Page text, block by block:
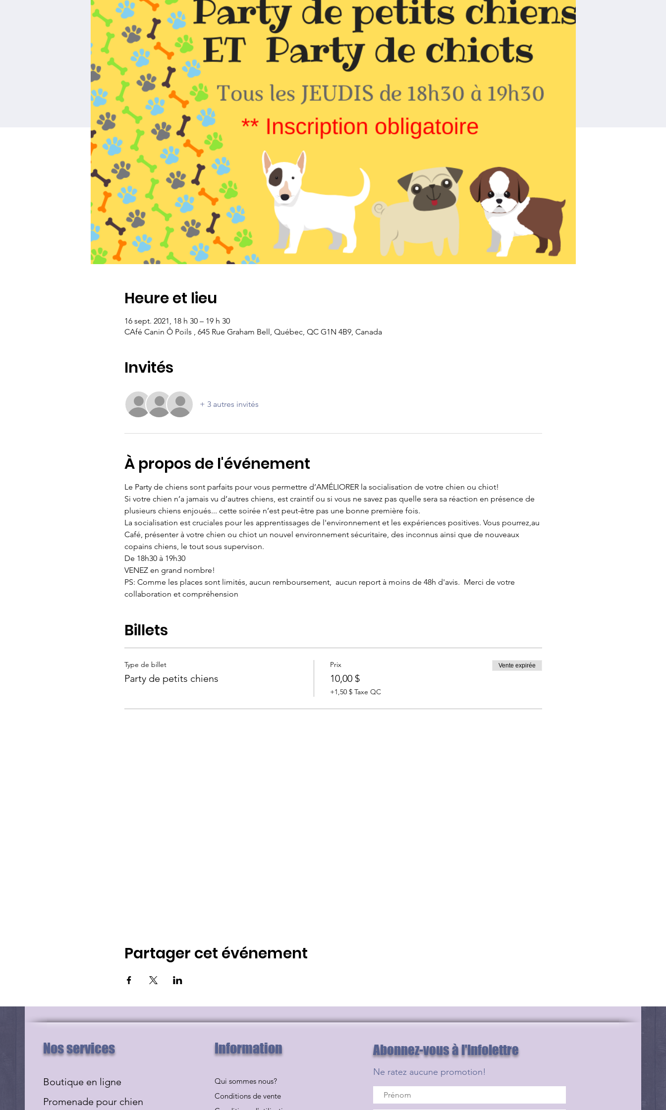
Heure et lieu
16 sept. 2021, 18 h 30 – 19 h 30
CAfé Canin Ô Poils , 645 Rue Graham Bell, Québec, QC G1N 4B9, Canada
Invités
+ 3 autres invités
À propos de l'événement
Le Party de chiens sont parfaits pour vous permettre d’AMÉLIORER la socialisation de votre chien ou chiot!
Si votre chien n’a jamais vu d’autres chiens, est craintif ou si vous ne savez pas quelle sera sa réaction en présence de
plusieurs chiens enjoués... cette soirée n’est peut-être pas une bonne première fois.
La socialisation est cruciales pour les apprentissages de l'environnement et les expériences positives. Vous pourrez,au
Café, présenter à votre chien ou chiot un nouvel environnement sécuritaire, des inconnus ainsi que de nouveaux
copains chiens, le tout sous supervison.
De 18h30 à 19h30
VENEZ en grand nombre!
PS: Comme les places sont limités, aucun remboursement,  aucun report à moins de 48h d'avis.  Merci de votre
collaboration et compréhension
Billets
Type de billet
Party de petits chiens
Prix
10,00 $
+1,50 $ Taxe QC
Vente expirée
Partager cet événement
Nos services
Boutique en ligne
Promenade pour chien
Information
Qui sommes nous?
Conditions de vente
Abonnez-vous à l'infolettre
Ne ratez aucune promotion!